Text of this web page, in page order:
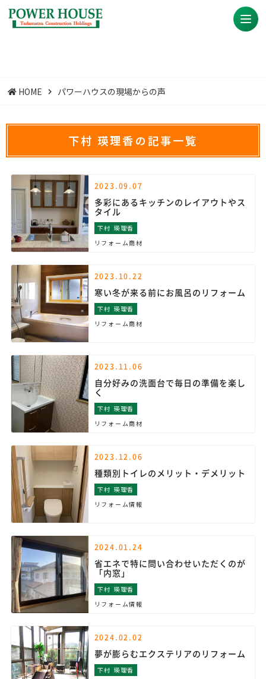
HOME パワーハウスの現場からの声
下村 瑛理香の記事一覧
2023.09.07
多彩にあるキッチンのレイアウトやス
タイル
下村 瑛理香
リフォーム商材
2023.10.22
寒い冬が来る前にお風呂のリフォーム
下村 瑛理香
リフォーム商材
2023.11.06
自分好みの洗面台で毎日の準備を楽し
く
下村 瑛理香
リフォーム商材
2023.12.06
種類別トイレのメリット・デメリット
下村 瑛理香
リフォーム情報
2024.01.24
省エネで特に問い合わせいただくのが
「内窓」
下村 瑛理香
リフォーム情報
2024.02.02
夢が膨らむエクステリアのリフォーム
下村 瑛理香